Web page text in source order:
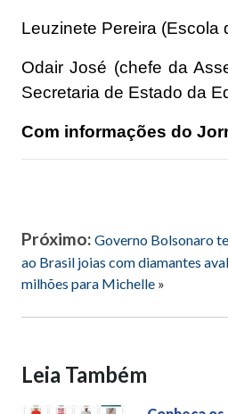
Leuzinete Pereira (Escola
Odair José (chefe da
Secretaria de Estado da
Com informações do
Próximo: Governo Bolsonaro
ao Brasil joias com diamantes
milhões para Michelle »
Leia Também